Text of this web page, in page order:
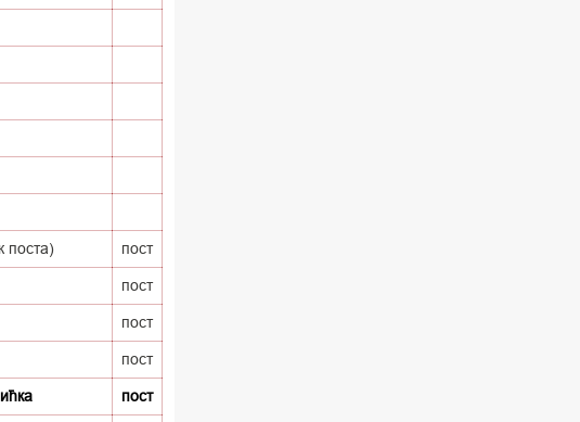
поста) пост
пост
пост
пост
пост